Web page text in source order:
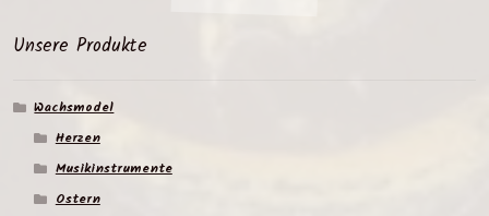
Unsere Produkte
Wachsmodel
Herzen
Musikinstrumente
Ostern